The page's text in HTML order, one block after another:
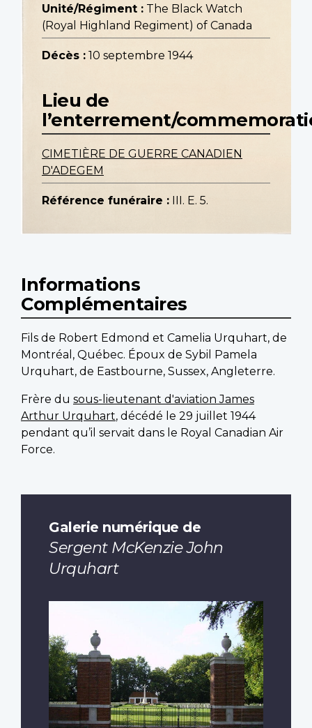
Unité/Régiment : The Black Watch
(Royal Highland Regiment) of Canada
Décès : 10 septembre 1944
Lieu de
l’enterrement/
CIMETIÈRE DE GUERRE CANADIEN
D'ADEGEM
Référence funéraire : III. E. 5.
Informations
Complémentaires
Fils de Robert Edmond et Camelia Urquhart, de
Montréal, Québec. Époux de Sybil Pamela
Urquhart, de Eastbourne, Sussex, Angleterre.
Frère du sous-lieutenant d'aviation James
Arthur Urquhart, décédé le 29 juillet 1944
pendant qu’il servait dans le Royal Canadian Air
Force.
Galerie numérique de
Sergent McKenzie John
Urquhart